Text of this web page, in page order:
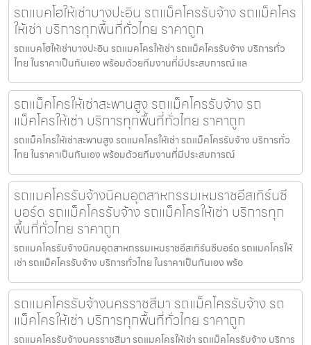
รถแบคโฮให้เช่าบางปะอิน รถแม็คโครรับจ้าง รถแม็คโคร
ให้เช่า บริการทุกพื้นที่ทั่วไทย ราคาถูก
รถแบคโฮให้เช่าบางปะอิน รถแมคโครให้เช่า รถแม็คโครรับจ้าง บริการทั่ว
ไทย ในราคาเป็นกันเอง พร้อมด้วยทีมงานที่มีประสบการณ์ แล
รถแม็คโครให้เช่าสะพานสูง รถแม็คโครรับจ้าง รถ
แม็คโครให้เช่า บริการทุกพื้นที่ทั่วไทย ราคาถูก
รถแม็คโครให้เช่าสะพานสูง รถแมคโครให้เช่า รถแม็คโครรับจ้าง บริการทั่ว
ไทย ในราคาเป็นกันเอง พร้อมด้วยทีมงานที่มีประสบการณ์
รถแมคโครรับจ้างนิคมอุตสาหกรรมเหมราชอีสเทิร์นซี
บอร์ด รถแม็คโครรับจ้าง รถแม็คโครให้เช่า บริการทุก
พื้นที่ทั่วไทย ราคาถูก
รถแมคโครรับจ้างนิคมอุตสาหกรรมเหมราชอีสเทิร์นซีบอร์ด รถแมคโครให้
เช่า รถแม็คโครรับจ้าง บริการทั่วไทย ในราคาเป็นกันเอง พร้อ
รถแมคโครรับจ้างนครราชสีมา รถแม็คโครรับจ้าง รถ
แม็คโครให้เช่า บริการทุกพื้นที่ทั่วไทย ราคาถูก
รถแมคโครรับจ้างนครราชสีมา รถแมคโครให้เช่า รถแม็คโครรับจ้าง บริการ